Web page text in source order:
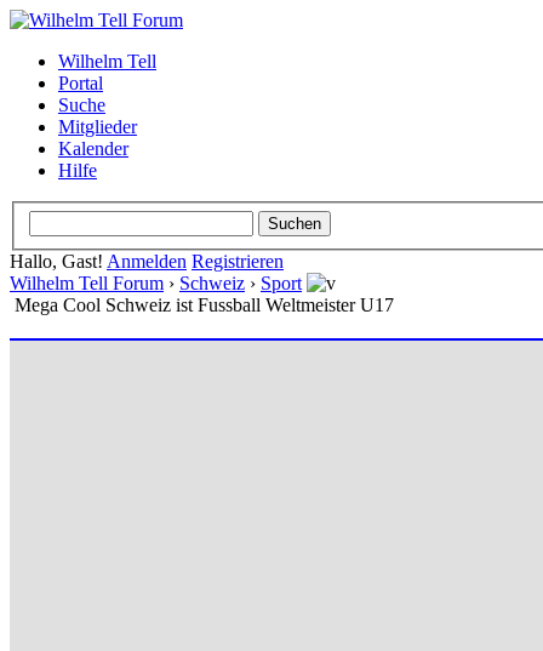
Wilhelm Tell
Portal
Suche
Mitglieder
Kalender
Hilfe
Hallo, Gast! Anmelden Registrieren
Wilhelm Tell Forum › Schweiz › Sport
Mega Cool Schweiz ist Fussball Weltmeister U17